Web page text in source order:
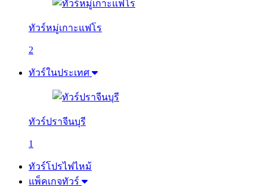
ทัวร์หมู่เกาะแฟโร
2
ทัวร์ในประเทศ
ทัวร์ปราจีนบุรี
1
ทัวร์โปรไฟไหม้
แพ็คเกจทัวร์